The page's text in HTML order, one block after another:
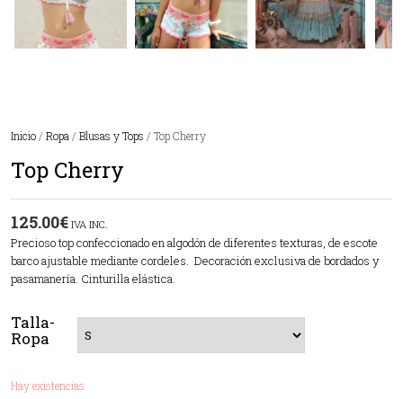
Inicio / Ropa / Blusas y Tops / Top Cherry
Top Cherry
125.00€ IVA INC.
Precioso top confeccionado en algodón de diferentes texturas, de escote
barco ajustable mediante cordeles. Decoración exclusiva de bordados y
pasamanería. Cinturilla elástica.
Talla-
Ropa
Hay existencias